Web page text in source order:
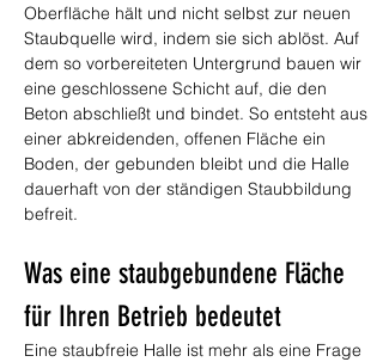
Oberfläche hält und nicht selbst zur neuen
Staubquelle wird, indem sie sich ablöst. Auf
dem so vorbereiteten Untergrund bauen wir
eine geschlossene Schicht auf, die den
Beton abschließt und bindet. So entsteht aus
einer abkreidenden, offenen Fläche ein
Boden, der gebunden bleibt und die Halle
dauerhaft von der ständigen Staubbildung
befreit.
Was eine staubgebundene Fläche
für Ihren Betrieb bedeutet
Eine staubfreie Halle ist mehr als eine Frage